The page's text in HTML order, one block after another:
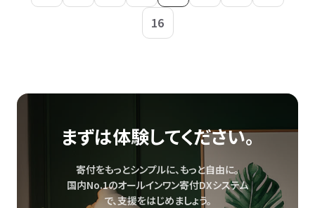
16
まずは体験してください。
寄付をもっとシンプルに、もっと自由に。
国内No.1のオールインワン寄付DXシステム
で、支援をはじめましょう。